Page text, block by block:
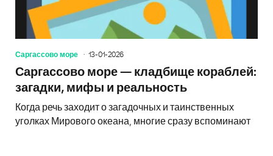
Саргассово море 13-01-2026
Саргассово море — кладбище кораблей:
загадки, мифы и реальность
Когда речь заходит о загадочных и таинственных
уголках Мирового океана, многие сразу вспоминают